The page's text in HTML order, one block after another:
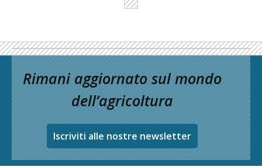
Rimani aggiornato sul mondo
dell’agricoltura
Iscriviti alle nostre newsletter